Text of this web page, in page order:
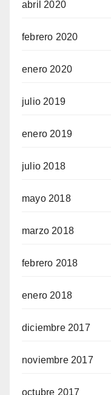
abril 2020
febrero 2020
enero 2020
julio 2019
enero 2019
julio 2018
mayo 2018
marzo 2018
febrero 2018
enero 2018
diciembre 2017
noviembre 2017
octubre 2017